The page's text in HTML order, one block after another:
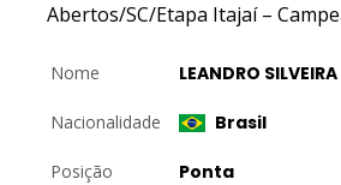
Abertos/SC/Etapa Itajaí –
Nome LEANDRO SILVEIRA
Nacionalidade Brasil
Posição Ponta